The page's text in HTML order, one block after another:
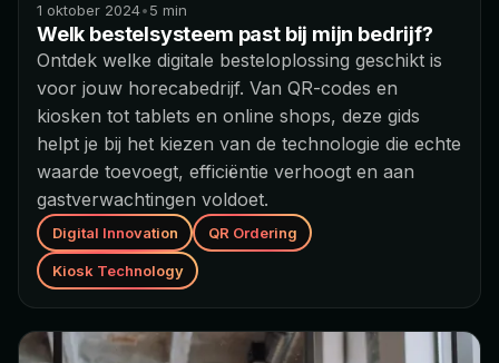
1 oktober 2024•5 min
Welk bestelsysteem past bij mijn bedrijf?
Ontdek welke digitale besteloplossing geschikt is
voor jouw horecabedrijf. Van QR-codes en
kiosken tot tablets en online shops, deze gids
helpt je bij het kiezen van de technologie die echte
waarde toevoegt, efficiëntie verhoogt en aan
gastverwachtingen voldoet.
Digital Innovation QR Ordering
Kiosk Technology